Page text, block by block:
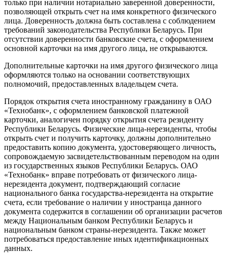
только при наличии нотариально заверенной доверенности,
позволяющей открыть счет на имя конкретного физического
лица. Доверенность должна быть составлена с соблюдением
требований законодательства Республики Беларусь. При
отсутствии доверенности банковские счета, с оформлением
основной карточки на имя другого лица, не открываются.
Дополнительные карточки на имя другого физического лица
оформляются только на основании соответствующих
полномочий, предоставленных владельцем счета.
Порядок открытия счета иностранному гражданину в ОАО
«Технобанк», с оформлением банковской платежной
карточки, аналогичен порядку открытия счета резиденту
Республики Беларусь. Физические лица-нерезиденты, чтобы
открыть счет и получить карточку, должны дополнительно
предоставить копию документа, удостоверяющего личность,
сопровождаемую засвидетельствованным переводом на один
из государственных языков Республики Беларусь. ОАО
«Технобанк» вправе потребовать от физического лица-
нерезидента документ, подтверждающий согласие
национального банка государства-нерезидента на открытие
счета, если требование о наличии у иностранца данного
документа содержится в соглашении об организации расчетов
между Национальным банком Республики Беларусь и
национальным банком страны-нерезидента. Также может
потребоваться предоставление иных идентификационных
данных.